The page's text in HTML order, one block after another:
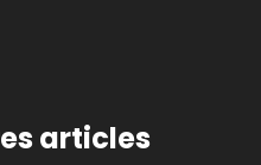
articles